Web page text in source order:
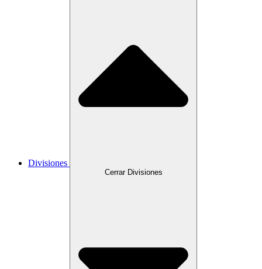
Divisiones
Cerrar Divisiones